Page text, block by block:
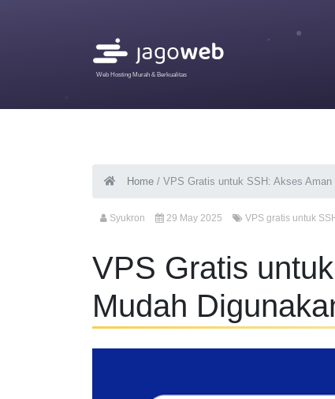
Web Hosting Murah & Berkualitas
Home / VPS Gratis untuk SSH: Akses Aman
Syukron 29 May 2025 VPS gratis untuk
VPS Gratis
Mudah